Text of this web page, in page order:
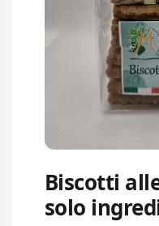
Biscotti
solo